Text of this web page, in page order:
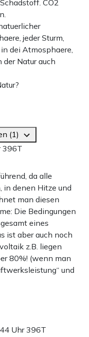
CO2
jeder Sturm,
dei Atmosphaere,
der Natur auch
(1)
396T
da alle
in denen Hitze und
man diesen
Die Bedingungen
eines
ist aber auch noch
z.B. liegen
80%! (wenn man
und
Uhr396T